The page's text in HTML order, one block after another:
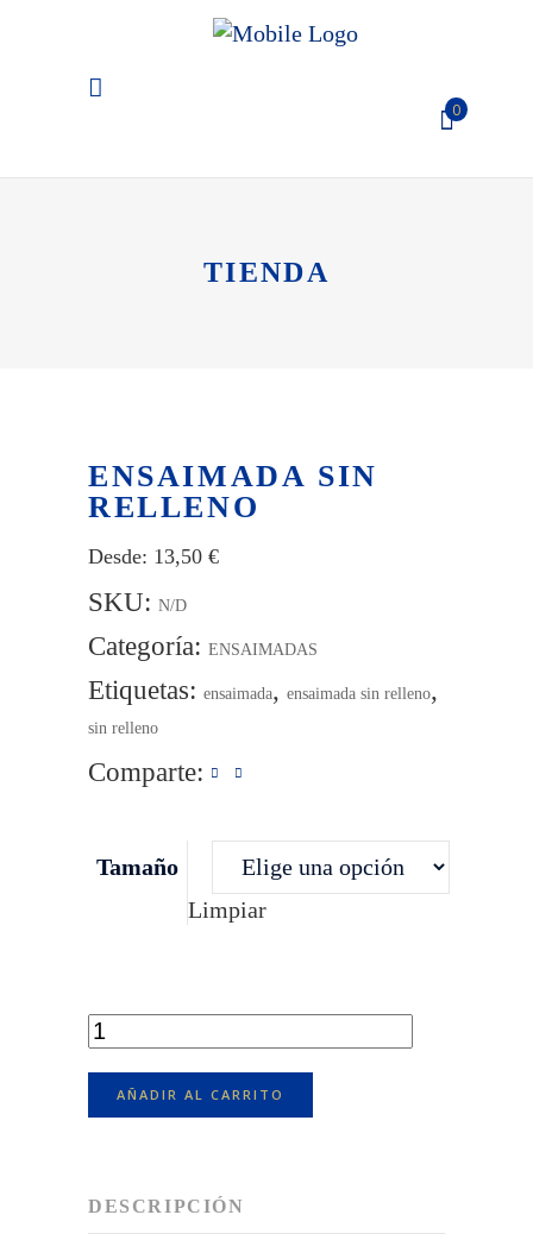
0
El carro de la compra está
TIENDA
ENSAIMADA SIN
RELLENO
Desde: 13,50 €
SKU: N/D
Categoría: ENSAIMADAS
Etiquetas: ensaimada, ensaimada sin relleno,
sin relleno
Comparte:
Tamaño
Limpiar
sin
relleno
cantidad
AÑADIR AL CARRITO
DESCRIPCIÓN